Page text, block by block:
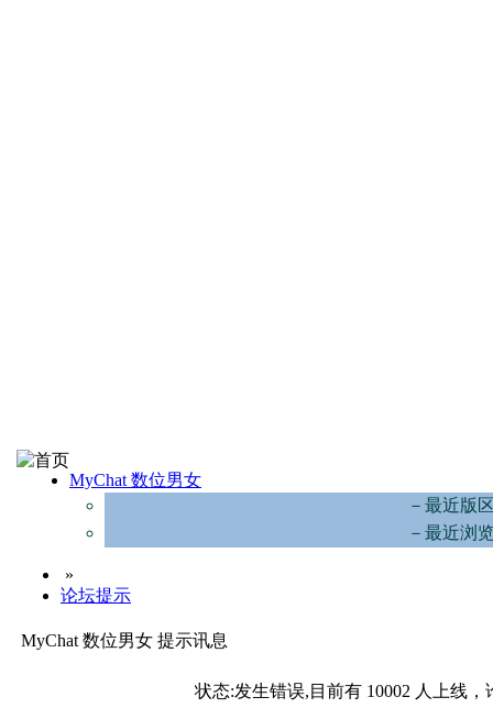
MyChat 数位男女
－最近版
－最近浏
»
论坛提示
MyChat 数位男女 提示讯息
状态:发生错误,目前有 10002 人上线